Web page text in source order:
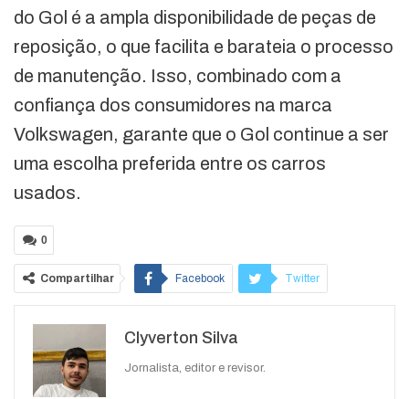
do Gol é a ampla disponibilidade de peças de
reposição, o que facilita e barateia o processo
de manutenção. Isso, combinado com a
confiança dos consumidores na marca
Volkswagen, garante que o Gol continue a ser
uma escolha preferida entre os carros
usados.
0
Compartilhar Facebook Twitter
WhatsApp
Clyverton Silva
Jornalista, editor e revisor.